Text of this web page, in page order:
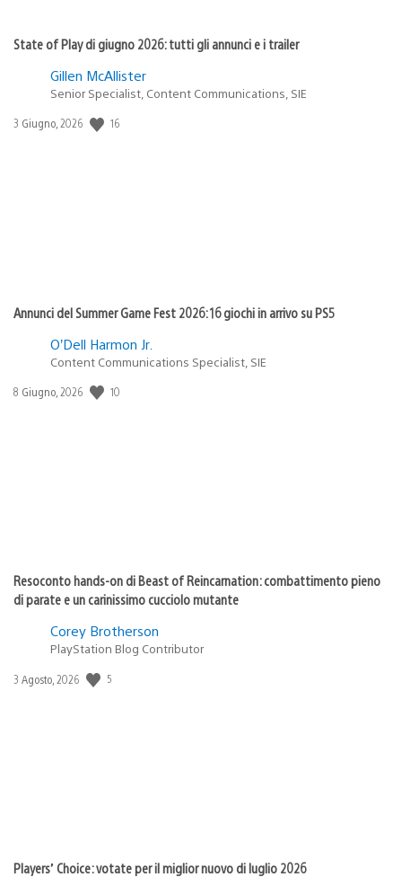
State of Play di giugno 2026: tutti gli annunci e i trailer
Gillen McAllister
Senior Specialist, Content Communications, SIE
Data
3 Giugno, 2026 16
Annunci del Summer Game Fest 2026: 16 giochi in arrivo su PS5
O’Dell Harmon Jr.
Content Communications Specialist, SIE
Data
8 Giugno, 2026 10
Resoconto hands-on di Beast of Reincarnation: combattimento pieno
di parate e un carinissimo cucciolo mutante
Corey Brotherson
PlayStation Blog Contributor
Data
3 Agosto, 2026 5
Players’ Choice: votate per il miglior nuovo di luglio 2026